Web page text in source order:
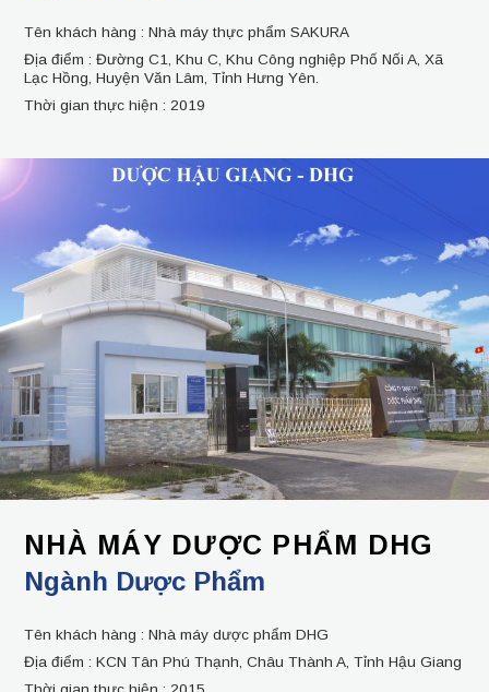
Tên khách hàng : Nhà máy thực phẩm SAKURA
Địa điểm : Đường C1, Khu C, Khu Công nghiệp Phố Nối A, Xã
Lạc Hồng, Huyện Văn Lâm, Tỉnh Hưng Yên.
Thời gian thực hiện : 2019
NHÀ MÁY DƯỢC PHẨM DHG
Ngành Dược Phẩm
Tên khách hàng : Nhà máy dược phẩm DHG
Địa điểm : KCN Tân Phú Thạnh, Châu Thành A, Tỉnh Hậu Giang